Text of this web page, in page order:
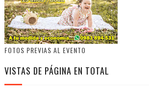
FOTOS PREVIAS AL EVENTO
VISTAS DE PÁGINA EN TOTAL